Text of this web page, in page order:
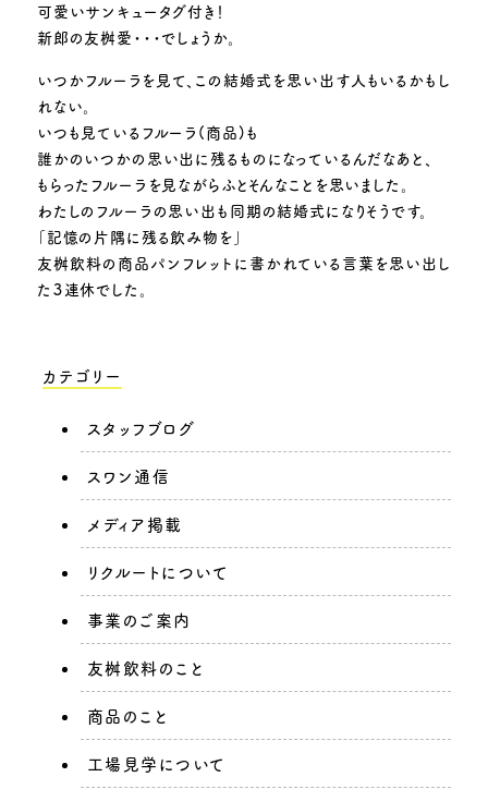
可愛いサンキュータグ付き！
新郎の友桝愛・・・でしょうか。
いつかフルーラを見て、この結婚式を思い出す人もいるかもし
れない。
いつも見ているフルーラ(商品)も
誰かのいつかの思い出に残るものになっているんだなあと、
もらったフルーラを見ながらふとそんなことを思いました。
わたしのフルーラの思い出も同期の結婚式になりそうです。
「記憶の片隅に残る飲み物を」
友桝飲料の商品パンフレットに書かれている言葉を思い出し
た３連休でした。
カテゴリー
スタッフブログ
スワン通信
メディア掲載
リクルートについて
事業のご案内
友桝飲料のこと
商品のこと
工場見学について